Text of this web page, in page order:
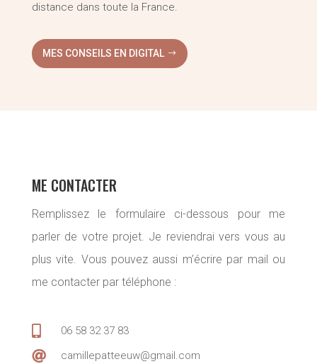
distance dans toute la France.
MES CONSEILS EN DIGITAL
ME CONTACTER
Remplissez le formulaire ci-dessous pour me
parler de votre projet. Je reviendrai vers vous au
plus vite. Vous pouvez aussi m’écrire par mail ou
me contacter par téléphone :
 06 58 32 37 83
 camillepatteeuw@gmail.com